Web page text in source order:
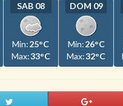
SAB 08
Min:25°C
Max:33°C
DOM 09
Min:26°C
Max:32°C